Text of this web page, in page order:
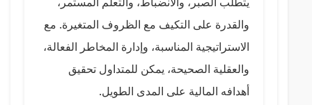
والقدرة على التكيف مع الظروف المتغيرة. مع
الاستراتيجية المناسبة، وإدارة المخاطر الفعالة،
والعقلية الصحيحة، يمكن للمتداول تحقيق
أهدافه المالية على المدى الطويل.